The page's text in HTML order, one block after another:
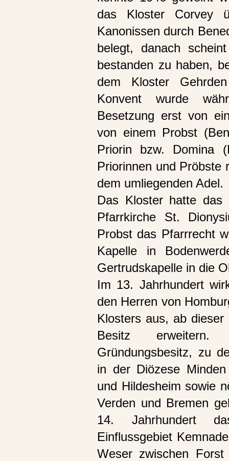
das Kloster Corvey
Kanonissen durch
belegt, danach
bestanden zu haben,
dem Kloster
Konvent wurde
Besetzung erst von
von einem Probst
Priorin bzw. Domina
Priorinnen und Pröbste
dem umliegenden Adel.
Das Kloster hatte das
Pfarrkirche St.
Probst das Pfarrrecht
Kapelle in
Gertrudskapelle in die
Im 13. Jahrhundert
den Herren von
Klosters aus, ab
Besitz
Gründungsbesitz, zu
in der Diözese
und Hildesheim sowie
Verden und Bremen
14. Jahrhundert
Einflussgebiet
Weser zwischen